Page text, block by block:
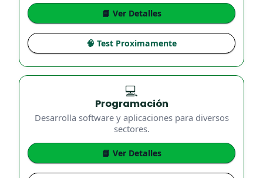
📘 Ver Detalles
🧠 Test Proximamente
💻
Programación
Desarrolla software y aplicaciones para diversos
sectores.
📘 Ver Detalles